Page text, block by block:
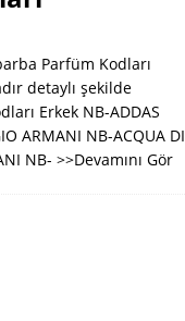
KODLARI
Parfüm Kodları
detaylı şekilde
Erkek NB-ADDAS
ARMANI NB-ACQUA DI
NB- >>Devamını Gör